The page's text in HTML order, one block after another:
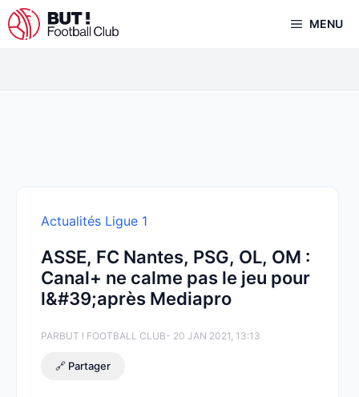
Aller
au
MENU
Actualités Ligue 1
ASSE, FC Nantes, PSG, OL, OM :
Canal+ ne calme pas le jeu pour
l&#39;après Mediapro
PARBUT ! FOOTBALL CLUB- 20 JAN 2021, 13:13
🔗 Partager